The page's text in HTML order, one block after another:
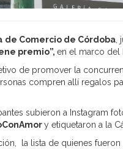
de Comercio de Córdoba,
premio”, en el marco del
de promover la
compren allí regalos
subieron a Instagram
y etiquetaron a la
la lista de quienes fueron